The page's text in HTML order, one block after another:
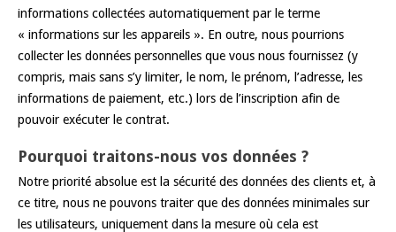
informations collectées automatiquement par le terme
« informations sur les appareils ». En outre, nous pourrions
collecter les données personnelles que vous nous fournissez (y
compris, mais sans s’y limiter, le nom, le prénom, l’adresse, les
informations de paiement, etc.) lors de l’inscription afin de
pouvoir exécuter le contrat.
Pourquoi traitons-nous vos données ?
Notre priorité absolue est la sécurité des données des clients et, à
ce titre, nous ne pouvons traiter que des données minimales sur
les utilisateurs, uniquement dans la mesure où cela est